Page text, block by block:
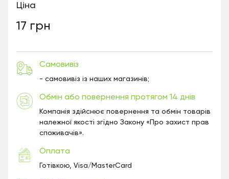
Ціна
17 грн
Самовивіз
- самовивіз із наших магазинів;
Обмін або повернення протягом 14 днів
Компанія здійснює повернення та обмін товарів
належної якості згідно Закону «Про захист прав
споживачів».
Оплата
Готівкою, Visa/MasterCard